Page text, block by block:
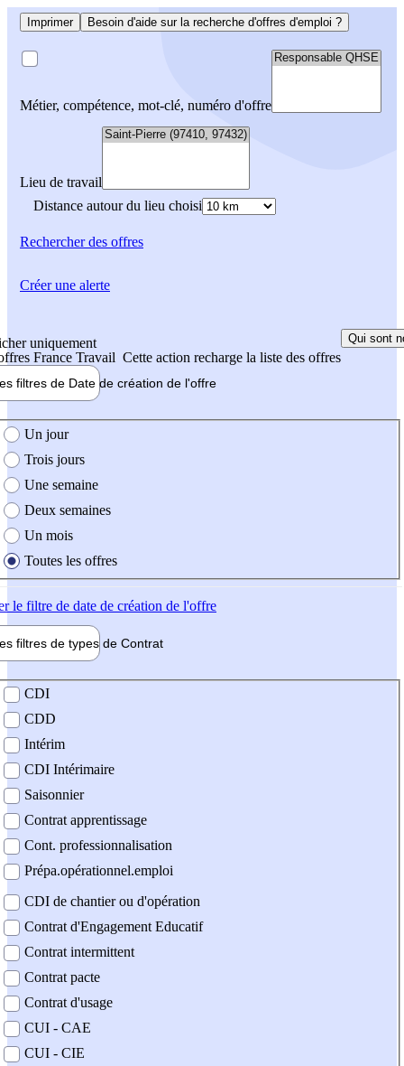
Imprimer Besoin d'aide sur la recherche d'offres d'emploi ?
Métier, compétence, mot-clé, numéro d'offre
Lieu de travail
Distance autour du lieu choisi
Rechercherdes offres
uniquement
France Travail Cette action recharge la liste des offres
Qui sont
filtres de Date de création de l'offre
création de l'offre
Un jour
Trois jours
Une semaine
Deux semaines
Un mois
Toutes les offres
le filtre de date de création de l'offre
filtres de types de Contrat
contrat
CDI
CDD
Intérim
CDI Intérimaire
Saisonnier
Contrat apprentissage
Cont. professionnalisation
Prépa.opérationnel.emploi
CDI de chantier ou d'opération
Contrat d'Engagement Educatif
Contrat intermittent
Contrat pacte
Contrat d'usage
CUI - CAE
CUI - CIE
Créer une alerte